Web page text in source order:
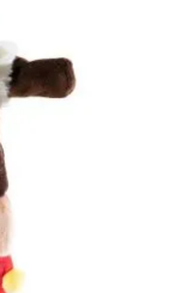
Plueschpuppe